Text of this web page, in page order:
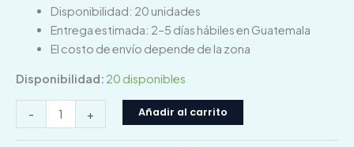
Disponibilidad: 20 unidades
Entrega estimada: 2–5 días hábiles en Guatemala
El costo de envío depende de la zona
Disponibilidad: 20 disponibles
- + Añadir al carrito